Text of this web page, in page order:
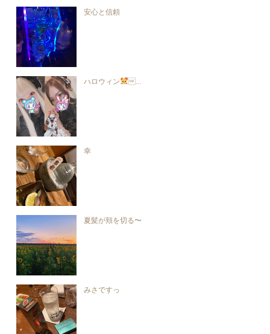
安心と信頼
ハロウィン ᩚ...
幸
夏髪が頬を切る〜
みさですっ